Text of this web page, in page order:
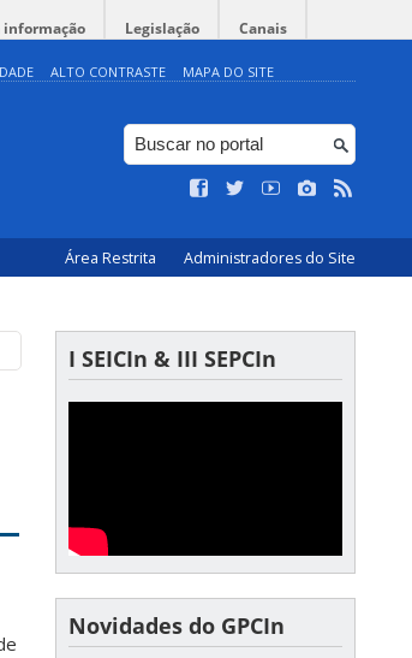
informação Legislação Canais
ALTO CONTRASTE MAPA DO SITE
Área Restrita Administradores do Site
I SEICIn & III SEPCIn
Novidades do GPCIn